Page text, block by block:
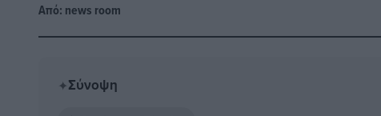
Από: news room
✦Σύνοψη